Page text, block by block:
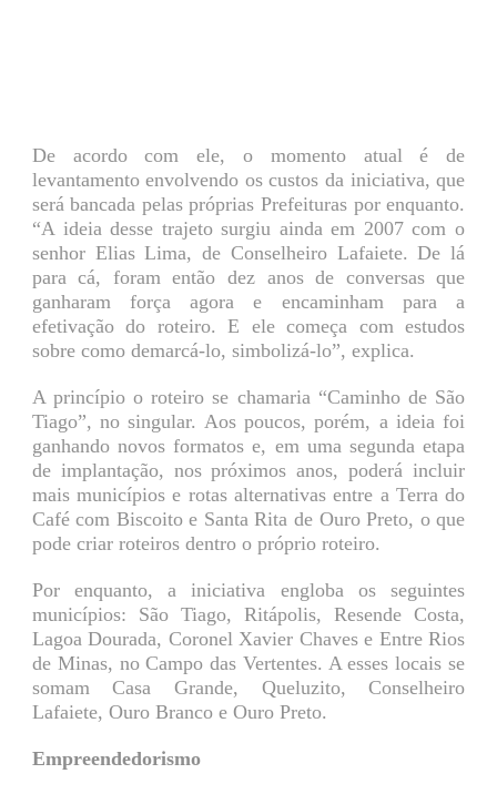
De acordo com ele, o momento atual é de
levantamento envolvendo os custos da iniciativa, que
será bancada pelas próprias Prefeituras por enquanto.
“A ideia desse trajeto surgiu ainda em 2007 com o
senhor Elias Lima, de Conselheiro Lafaiete. De lá
para cá, foram então dez anos de conversas que
ganharam força agora e encaminham para a
efetivação do roteiro. E ele começa com estudos
sobre como demarcá-lo, simbolizá-lo”, explica.
A princípio o roteiro se chamaria “Caminho de São
Tiago”, no singular. Aos poucos, porém, a ideia foi
ganhando novos formatos e, em uma segunda etapa
de implantação, nos próximos anos, poderá incluir
mais municípios e rotas alternativas entre a Terra do
Café com Biscoito e Santa Rita de Ouro Preto, o que
pode criar roteiros dentro o próprio roteiro.
Por enquanto, a iniciativa engloba os seguintes
municípios: São Tiago, Ritápolis, Resende Costa,
Lagoa Dourada, Coronel Xavier Chaves e Entre Rios
de Minas, no Campo das Vertentes. A esses locais se
somam Casa Grande, Queluzito, Conselheiro
Lafaiete, Ouro Branco e Ouro Preto.
Empreendedorismo